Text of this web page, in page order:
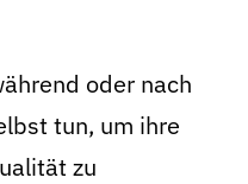
oder nach
tun, um ihre
zu